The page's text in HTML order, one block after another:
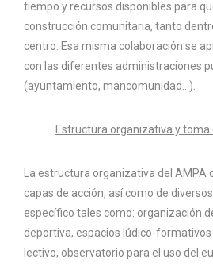
tiempo y recursos disponibles para
construcción comunitaria, tanto
centro. Esa misma colaboración se
con las diferentes administraciones
(ayuntamiento, mancomunidad…).
Estructura organizativa y toma
La estructura organizativa del AMPA
capas de acción, así como de
específico tales como: organización
deportiva, espacios lúdico-
lectivo, observatorio para el uso del